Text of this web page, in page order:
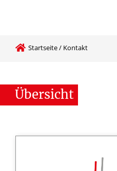
Startseite/ Kontakt
Übersicht